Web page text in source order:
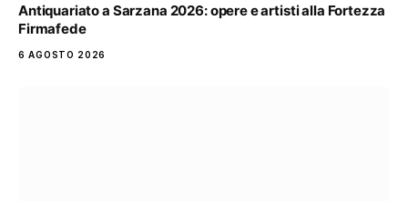
Antiquariato a Sarzana 2026: opere e artisti alla Fortezza
Firmafede
6 AGOSTO 2026